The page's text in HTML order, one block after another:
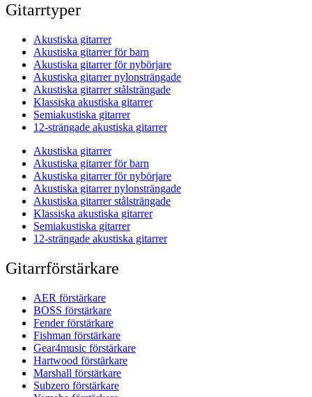
Gitarrtyper
Akustiska gitarrer
Akustiska gitarrer för barn
Akustiska gitarrer för nybörjare
Akustiska gitarrer nylonsträngade
Akustiska gitarrer stålsträngade
Klassiska akustiska gitarrer
Semiakustiska gitarrer
12-strängade akustiska gitarrer
Akustiska gitarrer
Akustiska gitarrer för barn
Akustiska gitarrer för nybörjare
Akustiska gitarrer nylonsträngade
Akustiska gitarrer stålsträngade
Klassiska akustiska gitarrer
Semiakustiska gitarrer
12-strängade akustiska gitarrer
Gitarrförstärkare
AER förstärkare
BOSS förstärkare
Fender förstärkare
Fishman förstärkare
Gear4music förstärkare
Hartwood förstärkare
Marshall förstärkare
Subzero förstärkare